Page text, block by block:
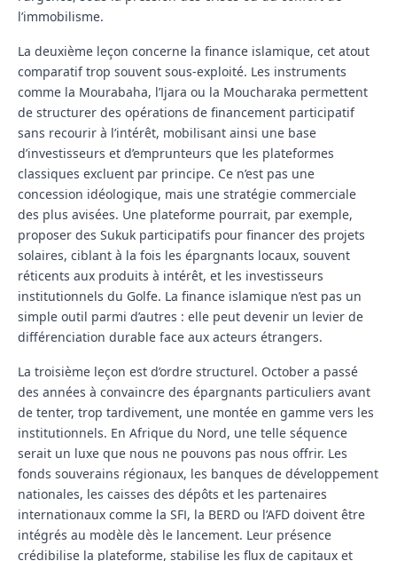
l’immobilisme.
La deuxième leçon concerne la finance islamique, cet atout
comparatif trop souvent sous-exploité. Les instruments
comme la Mourabaha, l’Ijara ou la Moucharaka permettent
de structurer des opérations de financement participatif
sans recourir à l’intérêt, mobilisant ainsi une base
d’investisseurs et d’emprunteurs que les plateformes
classiques excluent par principe. Ce n’est pas une
concession idéologique, mais une stratégie commerciale
des plus avisées. Une plateforme pourrait, par exemple,
proposer des Sukuk participatifs pour financer des projets
solaires, ciblant à la fois les épargnants locaux, souvent
réticents aux produits à intérêt, et les investisseurs
institutionnels du Golfe. La finance islamique n’est pas un
simple outil parmi d’autres : elle peut devenir un levier de
différenciation durable face aux acteurs étrangers.
La troisième leçon est d’ordre structurel. October a passé
des années à convaincre des épargnants particuliers avant
de tenter, trop tardivement, une montée en gamme vers les
institutionnels. En Afrique du Nord, une telle séquence
serait un luxe que nous ne pouvons pas nous offrir. Les
fonds souverains régionaux, les banques de développement
nationales, les caisses des dépôts et les partenaires
internationaux comme la SFI, la BERD ou l’AFD doivent être
intégrés au modèle dès le lancement. Leur présence
crédibilise la plateforme, stabilise les flux de capitaux et